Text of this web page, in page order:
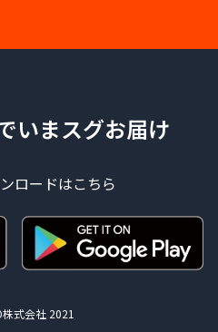
いまスグお届け
ロードはこちら
式会社 2021